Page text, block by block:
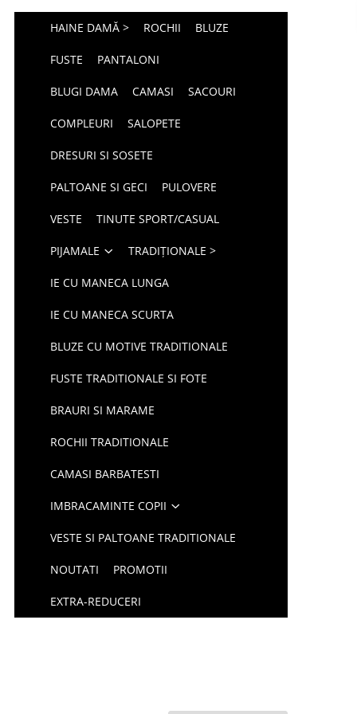
HAINE DAMĂ > ROCHII BLUZE
FUSTE PANTALONI
BLUGI DAMA CAMASI SACOURI
COMPLEURI SALOPETE
DRESURI SI SOSETE
PALTOANE SI GECI PULOVERE
VESTE TINUTE SPORT/CASUAL
PIJAMALE TRADIȚIONALE >
IE CU MANECA LUNGA
IE CU MANECA SCURTA
BLUZE CU MOTIVE TRADITIONALE
FUSTE TRADITIONALE SI FOTE
BRAURI SI MARAME
ROCHII TRADITIONALE
CAMASI BARBATESTI
IMBRACAMINTE COPII
VESTE SI PALTOANE TRADITIONALE
NOUTATI PROMOTII
EXTRA-REDUCERI